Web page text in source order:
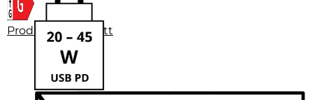
Produktdatenblatt